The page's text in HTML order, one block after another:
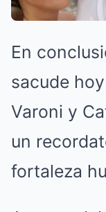
En
sacude
Varoni y
un
fortaleza